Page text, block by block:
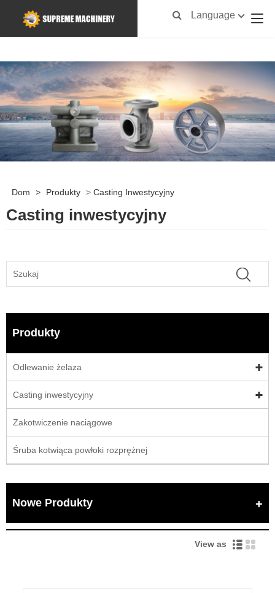
Language
Dom > Produkty > Casting Inwestycyjny
Casting inwestycyjny
Produkty
Odlewanie żelaza
Casting inwestycyjny
Zakotwiczenie naciągowe
Śruba kotwiąca powłoki rozprężnej
Nowe Produkty
View as